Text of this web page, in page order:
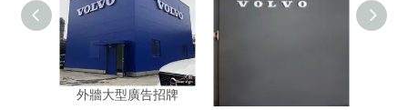
外牆大型廣告招牌